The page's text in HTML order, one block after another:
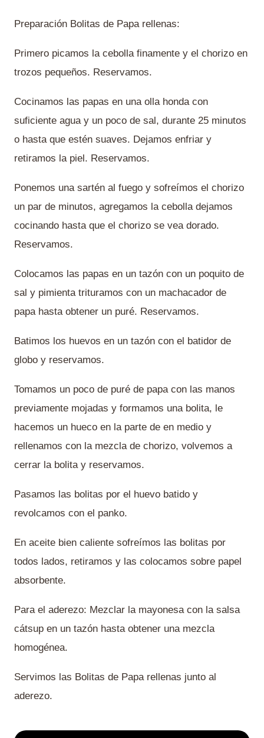
Preparación Bolitas de Papa rellenas:
Primero picamos la cebolla finamente y el chorizo en
trozos pequeños. Reservamos.
Cocinamos las papas en una olla honda con
suficiente agua y un poco de sal, durante 25 minutos
o hasta que estén suaves. Dejamos enfriar y
retiramos la piel. Reservamos.
Ponemos una sartén al fuego y sofreímos el chorizo
un par de minutos, agregamos la cebolla dejamos
cocinando hasta que el chorizo se vea dorado.
Reservamos.
Colocamos las papas en un tazón con un poquito de
sal y pimienta trituramos con un machacador de
papa hasta obtener un puré. Reservamos.
Batimos los huevos en un tazón con el batidor de
globo y reservamos.
Tomamos un poco de puré de papa con las manos
previamente mojadas y formamos una bolita, le
hacemos un hueco en la parte de en medio y
rellenamos con la mezcla de chorizo, volvemos a
cerrar la bolita y reservamos.
Pasamos las bolitas por el huevo batido y
revolcamos con el panko.
En aceite bien caliente sofreímos las bolitas por
todos lados, retiramos y las colocamos sobre papel
absorbente.
Para el aderezo: Mezclar la mayonesa con la salsa
cátsup en un tazón hasta obtener una mezcla
homogénea.
Servimos las Bolitas de Papa rellenas junto al
aderezo.